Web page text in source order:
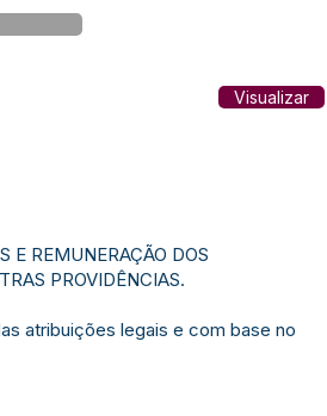
Visualizar
E REMUNERAÇÃO DOS
PROVIDÊNCIAS.
atribuições legais e com base no